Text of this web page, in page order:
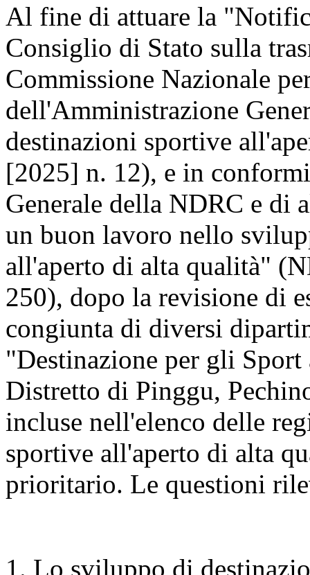
Al fine di attuare la
Consiglio di Stato sulla
Commissione Nazionale
dell'Amministrazione
destinazioni sportive
[2025] n. 12), e in
Generale della NDRC e di
un buon lavoro nello
all'aperto di alta qualità"
250), dopo la revisione di
congiunta di diversi
"Destinazione per gli
Distretto di Pinggu,
incluse nell'elenco delle
sportive all'aperto di alta
prioritario. Le questioni
1. Lo sviluppo di